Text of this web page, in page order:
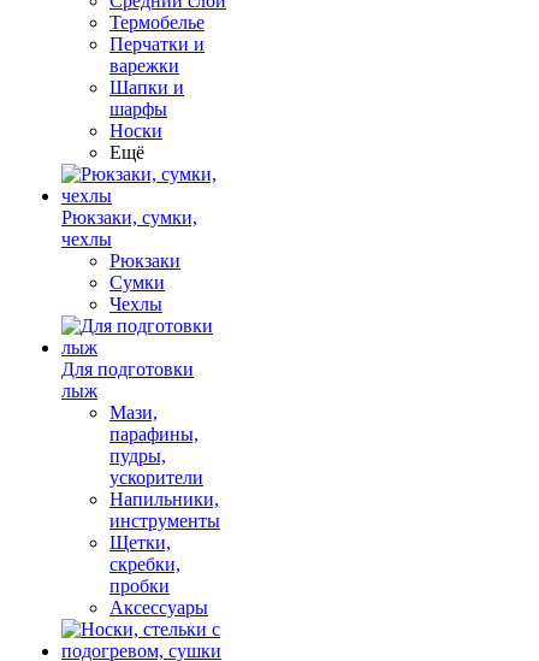
Термобелье
Перчатки и
варежки
Шапки и
шарфы
Носки
Ещё
Рюкзаки, сумки,
чехлы
Рюкзаки
Сумки
Чехлы
Для подготовки
лыж
Мази,
парафины,
пудры,
ускорители
Напильники,
инструменты
Щетки,
скребки,
пробки
Аксессуары